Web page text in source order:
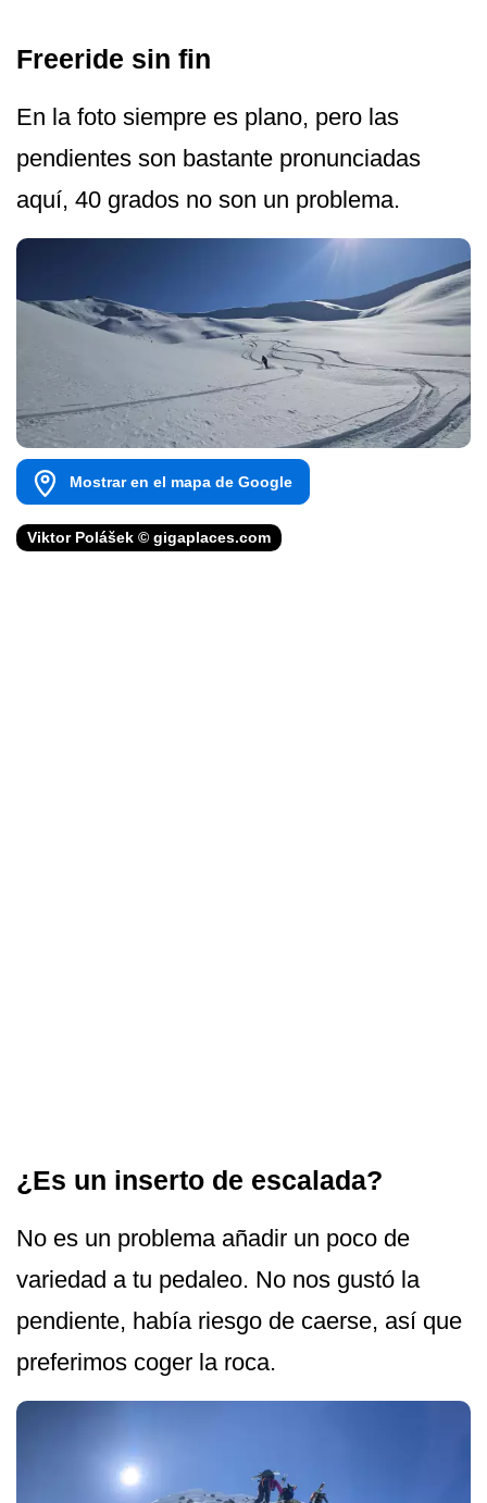
Freeride sin fin
En la foto siempre es plano, pero las
pendientes son bastante pronunciadas
aquí, 40 grados no son un problema.
Mostrar en el mapa de Google
Viktor Polášek © gigaplaces.com
¿Es un inserto de escalada?
No es un problema añadir un poco de
variedad a tu pedaleo. No nos gustó la
pendiente, había riesgo de caerse, así que
preferimos coger la roca.